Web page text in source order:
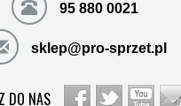
95 880 0021
sklep@pro-sprzet.pl
DO NAS